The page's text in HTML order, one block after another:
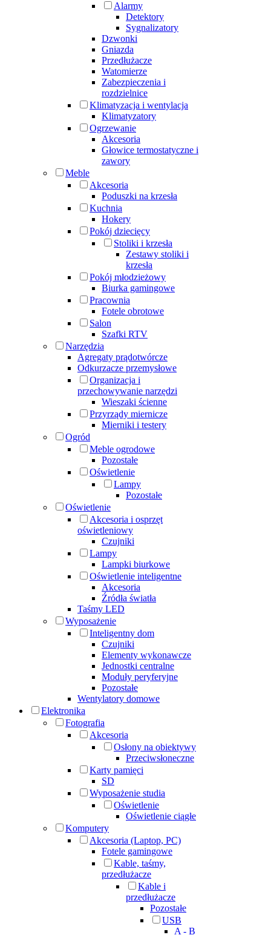
Alarmy
Detektory
Sygnalizatory
Dzwonki
Gniazda
Przedłużacze
Watomierze
Zabezpieczenia i
rozdzielnice
Klimatyzacja i wentylacja
Klimatyzatory
Ogrzewanie
Akcesoria
Głowice termostatyczne i
zawory
Meble
Akcesoria
Poduszki na krzesła
Kuchnia
Hokery
Pokój dziecięcy
Stoliki i krzesła
Zestawy stoliki i
krzesła
Pokój młodzieżowy
Biurka gamingowe
Pracownia
Fotele obrotowe
Salon
Szafki RTV
Narzędzia
Agregaty prądotwórcze
Odkurzacze przemysłowe
Organizacja i
przechowywanie narzędzi
Wieszaki ścienne
Przyrządy miernicze
Mierniki i testery
Ogród
Meble ogrodowe
Pozostałe
Oświetlenie
Lampy
Pozostałe
Oświetlenie
Akcesoria i osprzęt
oświetleniowy
Czujniki
Lampy
Lampki biurkowe
Oświetlenie inteligentne
Akcesoria
Źródła światła
Taśmy LED
Wyposażenie
Inteligentny dom
Czujniki
Elementy wykonawcze
Jednostki centralne
Moduły peryferyjne
Pozostałe
Wentylatory domowe
Elektronika
Fotografia
Akcesoria
Osłony na obiektywy
Przeciwsłoneczne
Karty pamięci
SD
Wyposażenie studia
Oświetlenie
Oświetlenie ciągłe
Komputery
Akcesoria (Laptop, PC)
Fotele gamingowe
Kable, taśmy,
przedłużacze
Kable i
przedłużacze
Pozostałe
USB
A - B